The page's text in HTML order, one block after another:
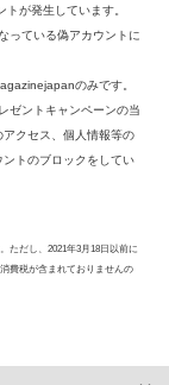
が発生しています。
っている偽アカウントに
のみです。
ゼントキャンペーンの当
クセス、個人情報等の
トのブロックをしてい
ただし、2021年3月18日以前に
費税が含まれておりませんの